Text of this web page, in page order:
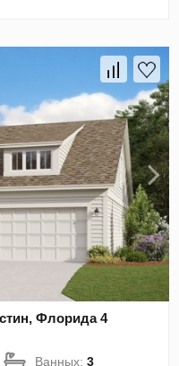
Флорида 4
Ванных:3